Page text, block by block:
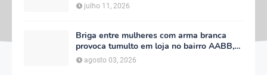
decreta luto oficial de três dias em Serra
Talhada
julho 11, 2026
Briga entre mulheres com arma branca
provoca tumulto em loja no bairro AABB,
em Serra Talhada
agosto 03, 2026